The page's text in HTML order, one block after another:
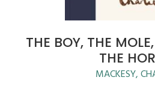
THE BOY, THE
THE
MACKESY,